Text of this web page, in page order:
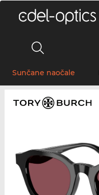
Sunčane naočale